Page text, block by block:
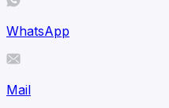
WhatsApp
Mail